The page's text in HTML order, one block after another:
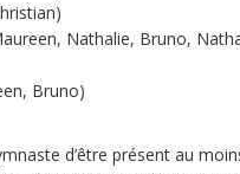
Nathalie, Bruno,
Bruno)
d’être présent au